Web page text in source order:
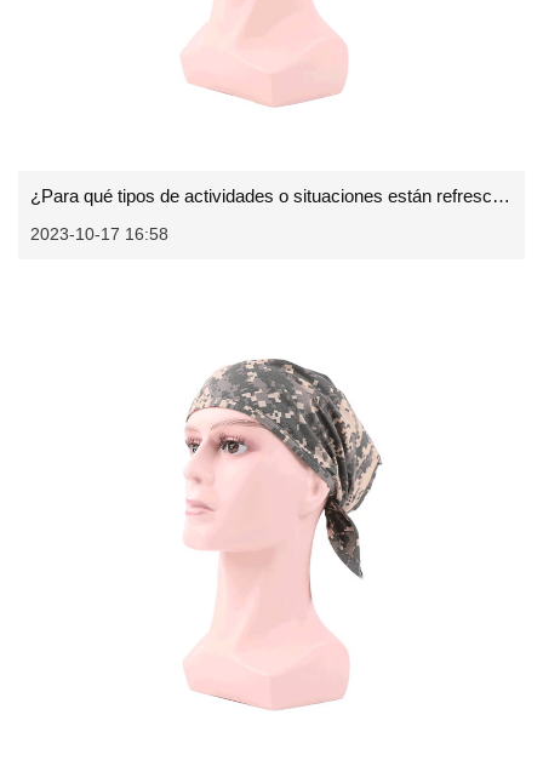
¿Para qué tipos de actividades o situaciones están refrescando las diademas?
2023-10-17 16:58